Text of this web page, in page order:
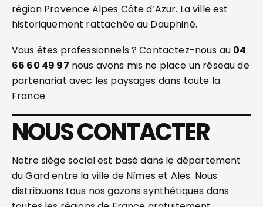
région Provence Alpes Côte d’Azur. La ville est
historiquement rattachée au Dauphiné.
Vous êtes professionnels ? Contactez-nous au 04
66 60 49 97 nous avons mis ne place un réseau de
partenariat avec les paysages dans toute la
France.
NOUS CONTACTER
Notre siège social est basé dans le département
du Gard entre la ville de Nîmes et Ales. Nous
distribuons tous nos gazons synthétiques dans